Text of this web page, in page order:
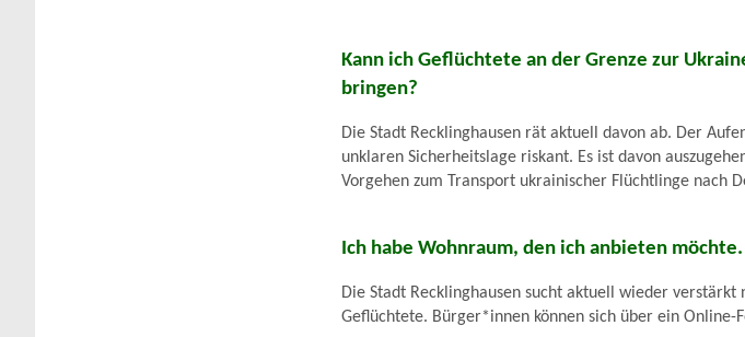
Kann ich Geflüchtete an der Grenze zur
bringen?
Die Stadt Recklinghausen rät aktuell davon ab. Der
unklaren Sicherheitslage riskant. Es ist davon
Vorgehen zum Transport ukrainischer Flüchtlinge nach
Ich habe Wohnraum, den ich anbieten
Die Stadt Recklinghausen sucht aktuell wieder
Geflüchtete. Bürger*innen können sich über ein Online-